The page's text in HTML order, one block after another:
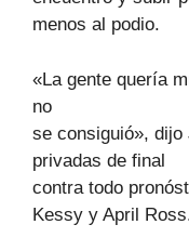
menos al podio.
«La gente quería
no
se consiguió»,
privadas de final
contra todo
Kessy y April